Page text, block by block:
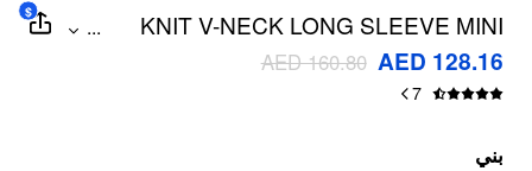
KNIT V-NECK LONG SLEEVE MINI
DRESS WITH BELT
...
AED 128.16
AED 160.80
7
$
بني